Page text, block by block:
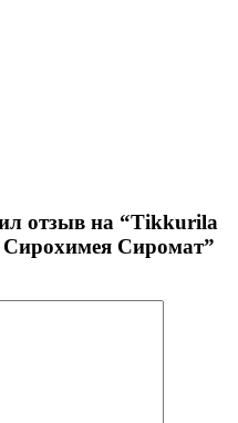
отзыв на “Tikkurila
Сиромат”